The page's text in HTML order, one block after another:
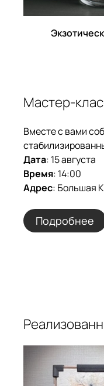
Мастер-
Вместе с вами
Дата: 15 августа
Время: 14:00
Адрес: Большая
Подробнее